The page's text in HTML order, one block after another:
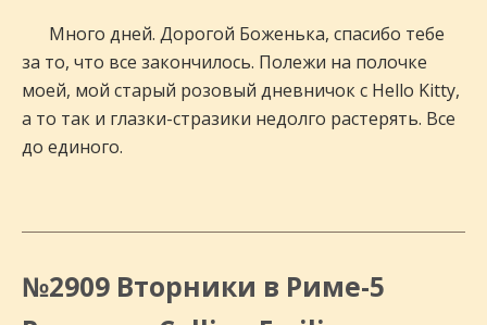
Много дней. Дорогой Боженька, спасибо тебе
за то, что все закончилось. Полежи на полочке
моей, мой старый розовый дневничок с Hello Kitty,
а то так и глазки-стразики недолго растерять. Все
до единого.
№2909 Вторники в Риме-5